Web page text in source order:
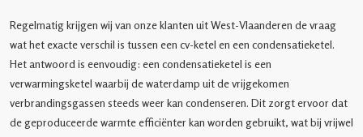
Regelmatig krijgen wij van onze klanten uit West-Vlaanderen de vraag
wat het exacte verschil is tussen een cv-ketel en een condensatieketel.
Het antwoord is eenvoudig: een condensatieketel is een
verwarmingsketel waarbij de waterdamp uit de vrijgekomen
verbrandingsgassen steeds weer kan condenseren. Dit zorgt ervoor dat
de geproduceerde warmte efficiënter kan worden gebruikt, wat bij vrijwel